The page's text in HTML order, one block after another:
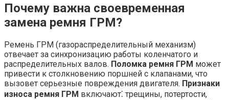
Почему важна своевременная
замена ремня ГРМ?
Ремень ГРМ (газораспределительный механизм)
отвечает за синхронизацию работы коленчатого и
распределительных валов. Поломка ремня ГРМ может
привести к столкновению поршней с клапанами, что
вызовет серьезные повреждения двигателя. Признаки
износа ремня ГРМ включают⁚ трещины, потертости,